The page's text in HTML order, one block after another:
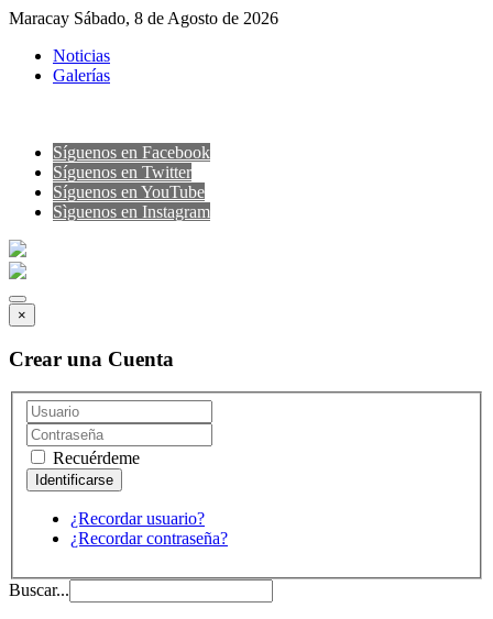
Maracay Sábado, 8 de Agosto de 2026
Noticias
Galerías
Síguenos en Facebook
Síguenos en Twitter
Síguenos en YouTube
Sìguenos en Instagram
×
Crear una Cuenta
Recuérdeme
¿Recordar usuario?
¿Recordar contraseña?
Buscar...